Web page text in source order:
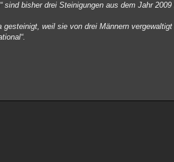
sind bisher drei Steinigungen aus dem Jahr
weil sie von drei Männern